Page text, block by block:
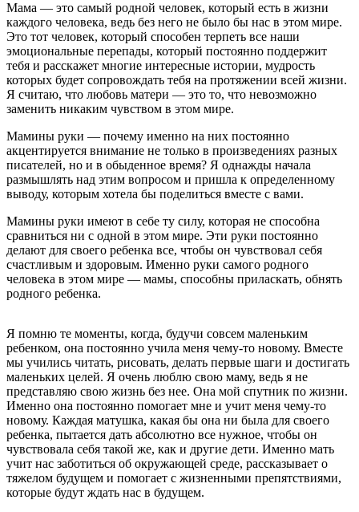
Мама — это самый родной человек, который есть в жизни
каждого человека, ведь без него не было бы нас в этом мире.
Это тот человек, который способен терпеть все наши
эмоциональные перепады, который постоянно поддержит
тебя и расскажет многие интересные истории, мудрость
которых будет сопровождать тебя на протяжении всей жизни.
Я считаю, что любовь матери — это то, что невозможно
заменить никаким чувством в этом мире.
Мамины руки — почему именно на них постоянно
акцентируется внимание не только в произведениях разных
писателей, но и в обыденное время? Я однажды начала
размышлять над этим вопросом и пришла к определенному
выводу, которым хотела бы поделиться вместе с вами.
Мамины руки имеют в себе ту силу, которая не способна
сравниться ни с одной в этом мире. Эти руки постоянно
делают для своего ребенка все, чтобы он чувствовал себя
счастливым и здоровым. Именно руки самого родного
человека в этом мире — мамы, способны приласкать, обнять
родного ребенка.
Я помню те моменты, когда, будучи совсем маленьким
ребенком, она постоянно учила меня чему-то новому. Вместе
мы учились читать, рисовать, делать первые шаги и достигать
маленьких целей. Я очень люблю свою маму, ведь я не
представляю свою жизнь без нее. Она мой спутник по жизни.
Именно она постоянно помогает мне и учит меня чему-то
новому. Каждая матушка, какая бы она ни была для своего
ребенка, пытается дать абсолютно все нужное, чтобы он
чувствовала себя такой же, как и другие дети. Именно мать
учит нас заботиться об окружающей среде, рассказывает о
тяжелом будущем и помогает с жизненными препятствиями,
которые будут ждать нас в будущем.